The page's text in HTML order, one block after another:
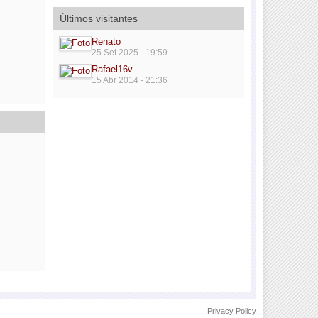
Últimos visitantes
Renato
25 Set 2025 - 19:59
Rafael16v
15 Abr 2014 - 21:36
Privacy Policy